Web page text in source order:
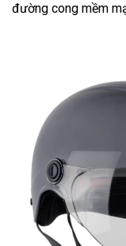
đường cong mềm